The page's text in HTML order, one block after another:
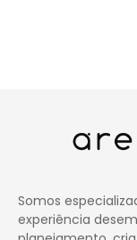
Somos
experiência